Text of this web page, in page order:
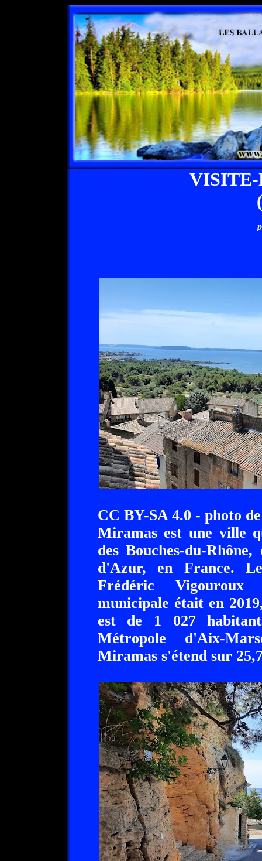
CC BY-SA 4.0 - photo
Miramas est une ville
des Bouches-du-
d'Azur, en France.
Frédéric Vigouroux
municipale était en
est de 1 027
Métropole d'Aix-
Miramas s'étend sur